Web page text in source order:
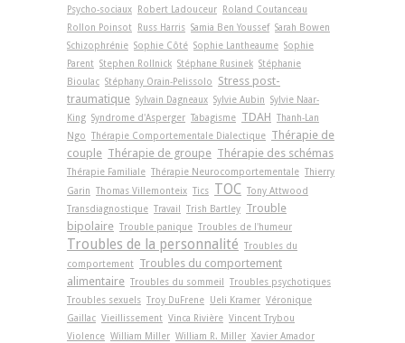
Psycho-sociaux
Robert Ladouceur
Roland Coutanceau
Rollon Poinsot
Russ Harris Samia Ben Youssef Sarah Bowen
Schizophrénie Sophie Côté Sophie Lantheaume Sophie
Parent Stephen Rollnick Stéphane Rusinek Stéphanie
Bioulac Stéphany Orain-Pelissolo
Stress post-
traumatique Sylvain Dagneaux Sylvie Aubin Sylvie Naar-
King Syndrome d'Asperger Tabagisme TDAH Thanh-Lan
Ngo Thérapie Comportementale Dialectique Thérapie de
couple Thérapie de groupe Thérapie des schémas
Thérapie Familiale Thérapie Neurocomportementale Thierry
Garin Thomas Villemonteix Tics TOC Tony Attwood
Transdiagnostique Travail Trish Bartley Trouble
bipolaire Trouble panique Troubles de l'humeur
Troubles de la personnalité Troubles du
comportement Troubles du comportement
alimentaire Troubles du sommeil
Troubles psychotiques
Troubles sexuels Troy DuFrene Ueli Kramer Véronique
Gaillac Vieillissement Vinca Rivière Vincent Trybou
Violence William Miller William R. Miller Xavier Amador